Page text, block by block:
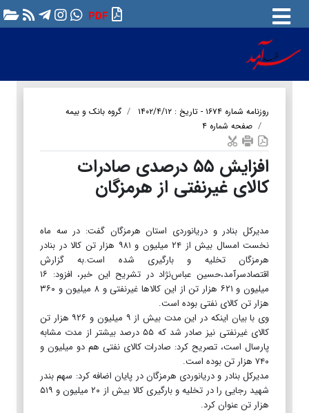
PDF
روزنامه شماره ۱۶۷۴ - تاریخ : ۱۴۰۲/۴/۱۲
گروه بانک و بیمه
صفحه شماره ۴
افزایش ۵۵ درصدی صادرات
کالای غیرنفتی از هرمزگان
مدیرکل بنادر و دریانوردی استان هرمزگان گفت: در سه ماه
نخست امسال بیش از ۲۴ میلیون و ۹۸۱ هزار تن کالا در بنادر
هرمزگان تخلیه و بارگیری شده است.به گزارش
اقتصادسرآمد،حسین عباس‌نژاد در تشریح این خبر، افزود: ۱۶
میلیون و ۶۲۱ هزار تن از این کالاها غیرنفتی و ۸ میلیون و ۳۶۰
هزار تن کالای نفتی بوده است.
وی با بیان اینکه در این مدت بیش از ۹ میلیون و ۹۲۶ هزار تن
کالای غیرنفتی نیز صادر شد که ۵۵ درصد بیشتر از مدت مشابه
پارسال است، تصریح کرد: صادرات کالای نفتی هم دو میلیون و
۷۴۰ هزار تن بوده است.
مدیرکل بنادر و دریانوردی هرمزگان در پایان اضافه کرد: سهم بندر
شهید رجایی را در تخلیه و بارگیری کالا بیش از ۲۰ میلیون و ۵۱۹
هزار تن عنوان کرد.